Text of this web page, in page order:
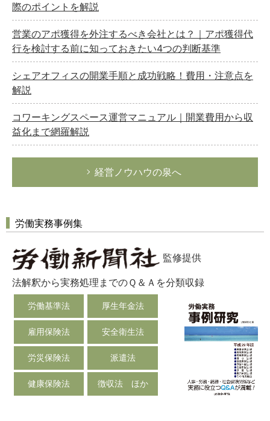
際のポイントを解説
営業のアポ獲得を外注するべき会社とは？｜アポ獲得代
行を検討する前に知っておきたい4つの判断基準
シェアオフィスの開業手順と成功戦略！費用・注意点を
解説
コワーキングスペース運営マニュアル｜開業費用から収
益化まで網羅解説
経営ノウハウの泉へ
労働実務事例集
監修提供
法解釈から実務処理までのＱ＆Ａを分類収録
労働基準法 厚生年金法
雇用保険法 安全衛生法
労災保険法 派遣法
健康保険法 徴収法 ほか